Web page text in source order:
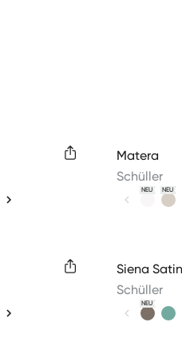
Matera
Schüller
NEU NEU
Siena Satin
Schüller
NEU